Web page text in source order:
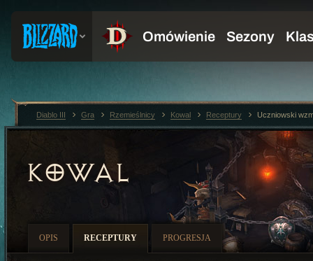
KOWAL
OPIS RECEPTURY PROGRESJA
Diablo III Gra Rzemieślnicy Kowal Receptury Uczniowski